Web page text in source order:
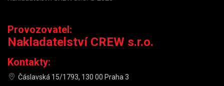
Provozovatel:
Nakladatelství CREW s.r.o.
Kontakty:
Čáslavská 15/1793, 130 00 Praha 3